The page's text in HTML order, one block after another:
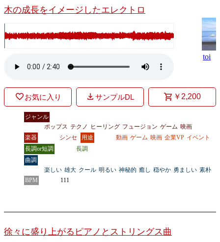
木の成長をイメージしたエレクトロ
toi
お気に入り サンプルDL ￥2,200
ジャンル
ポップス テクノ ヒーリング フュージョン ゲーム 映画
楽器
シンセ 用途 動画 ゲーム 映画 企業VP イベント
長調or短調
長調
曲調
楽しい 雄大 クール 明るい 神秘的 癒し 穏やか 勇ましい 素朴
BPM
111
徐々に盛り上がるピアノとストリングス曲